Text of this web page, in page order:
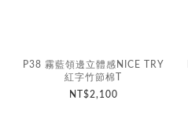
P38 霧藍領邊立體感NICE TRY
紅字竹節棉T
NT$2,100